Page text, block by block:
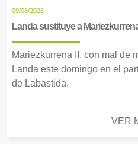
09/08/2026
Landa sustituye a
Mariezkurrena II, con mal de
Landa este domingo en el
de Labastida.
VER